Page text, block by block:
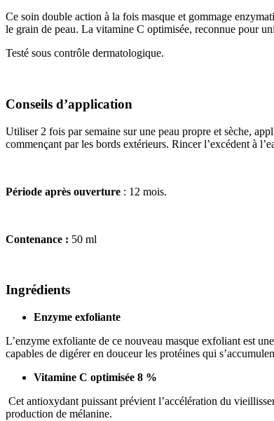
Ce soin double action à la fois masque et gommage
le grain de peau. La vitamine C optimisée, reconnue pour
Testé sous contrôle dermatologique.
Conseils d’application
Utiliser 2 fois par semaine sur une peau propre et sèche,
commençant par les bords extérieurs. Rincer l’excédent à
Période après ouverture : 12 mois.
Contenance : 50 ml
Ingrédients
Enzyme exfoliante
L’enzyme exfoliante de ce nouveau masque exfoliant est
capables de digérer en douceur les protéines qui
Vitamine C optimisée 8 %
Cet antioxydant puissant prévient l’accélération du
production de mélanine.